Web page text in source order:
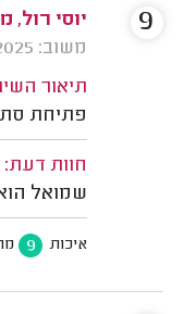
יוסי רול,
משוב: 22/06/2025
תיאור
פתיחת
חוות דעת:
שמואל
איכות 9
9